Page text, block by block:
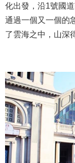
化出發，沿1號國
通過一個又一個的
了雲海之中，山深